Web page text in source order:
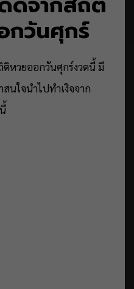
กวันศุกร์
หวยออกวันศุกร์งวดนี้ มี
นใจนำไปทำเงิจจาก